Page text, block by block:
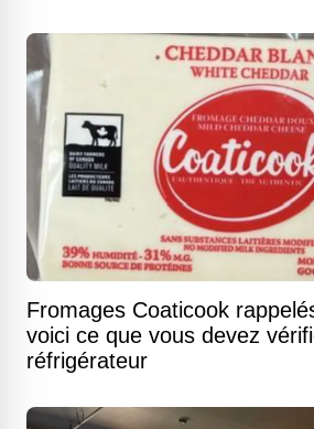
Fromages Coaticook
voici ce que vous devez
réfrigérateur